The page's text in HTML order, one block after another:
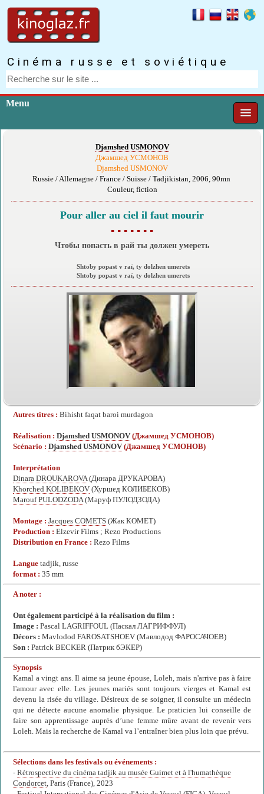
Cinéma russe et soviétique
Menu
Djamshed USMONOV
Джамшед УСМОНОВ
Djamshed USMONOV
Russie / Allemagne / France / Suisse / Tadjikistan, 2006, 90mn
Couleur, fiction
Pour aller au ciel il faut mourir
▪ ▪ ▪ ▪ ▪ ▪ ▪
Чтобы попасть в рай ты должен умереть
Shtoby popast v raï, ty dolzhen umerets
Shtoby popast v raï, ty dolzhen umerets
Autres titres : Bihisht faqat baroi murdagon
Réalisation : Djamshed USMONOV (Джамшед УСМОНОВ)
Scénario : Djamshed USMONOV (Джамшед УСМОНОВ)
Interprétation
Dinara DROUKAROVA (Динара ДРУКАРОВА)
Khorched KOLIBEKOV (Хуршед КОЛИБЕКОВ)
Marouf PULODZODA (Маруф ПУЛОДЗОДА)
Montage : Jacques COMETS (Жак КОМЕТ)
Production : Elzevir Films ; Rezo Productions
Distribution en France : Rezo Films
Langue tadjik, russe
format : 35 mm
A noter :
Ont également participé à la réalisation du film :
Image : Pascal LAGRIFFOUL (Паскал ЛАГРИФФУЛ)
Décors : Mavlodod FAROSATSHOEV (Мавлодод ФАРОСАЧОЕВ)
Son : Patrick BECKER (Патрик бЭКЕР)
Synopsis
Kamal a vingt ans. Il aime sa jeune épouse, Loleh, mais n'arrive pas à faire
l'amour avec elle. Les jeunes mariés sont toujours vierges et Kamal est
devenu la risée du village. Désireux de se soigner, il consulte un médecin
qui ne détecte aucune anomalie physique. Le praticien lui conseille de
faire son apprentissage auprès d’une femme mûre avant de revenir vers
Loleh. Mais la recherche de Kamal va l’entraîner bien plus loin que prévu.
Sélections dans les festivals ou événements :
- Rétrospective du cinéma tadjik au musée Guimet et à l'humathèque
Condorcet, Paris (France), 2023